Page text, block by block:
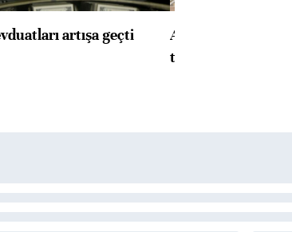
artışa geçti
ABD'de konut
toparlandı